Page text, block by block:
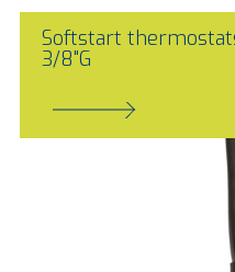
Softstart
3/8"G